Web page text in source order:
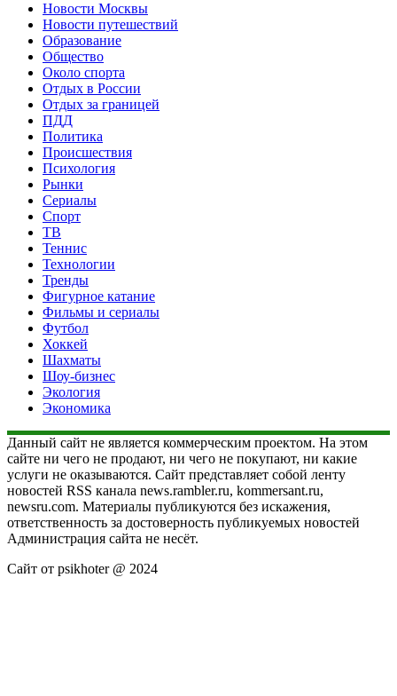
Новости Москвы
Новости путешествий
Образование
Общество
Около спорта
Отдых в России
Отдых за границей
ПДД
Политика
Происшествия
Психология
Рынки
Сериалы
Спорт
ТВ
Теннис
Технологии
Тренды
Фигурное катание
Фильмы и сериалы
Футбол
Хоккей
Шахматы
Шоу-бизнес
Экология
Экономика
Данный сайт не является коммерческим проектом. На этом
сайте ни чего не продают, ни чего не покупают, ни какие
услуги не оказываются. Сайт представляет собой ленту
новостей RSS канала news.rambler.ru, kommersant.ru,
newsru.com. Материалы публикуются без искажения,
ответственность за достоверность публикуемых новостей
Администрация сайта не несёт.
Сайт от psikhoter @ 2024